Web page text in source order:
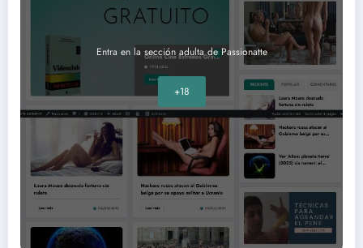
Entra en la sección adulta de Passionatte
+18